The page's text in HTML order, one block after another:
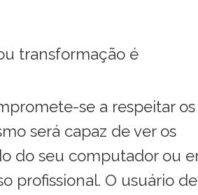
transformação é
se a respeitar os
será capaz de ver os
do seu computador ou
profissional. O usuário